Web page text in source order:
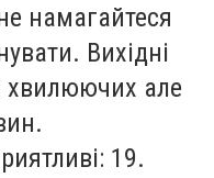
намагайтеся
Вихiднi
хвилюючих але
19.